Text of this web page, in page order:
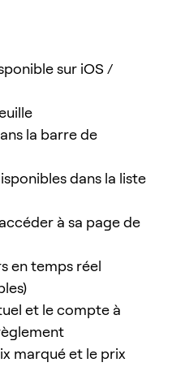
sur iOS /
la barre de
dans la liste
à sa page de
en temps réel
et le compte à
marqué et le prix